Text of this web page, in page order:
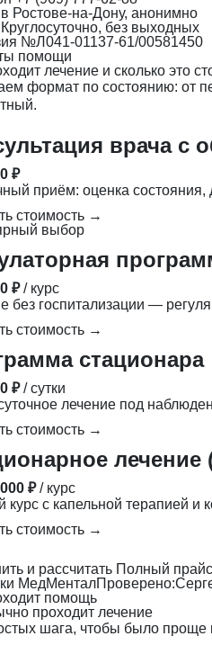
в Ростове-на-Дону, анонимно
Круглосуточно, без выходных
№Л041-01137-61/00581450
помощи
лечение и сколько это
формат по состоянию: от
врача с
₽
приём: оценка
стоимость →
выбор
₽ / курс
без госпитализации —
стоимость →
стационара
₽ / сутки
лечение под
стоимость →
лечение
₽ / курс
курс с капельной терапией и
стоимость →
и рассчитать Полный
МедМенталПроверено:
помощь
проходит лечение
шага, чтобы было проще